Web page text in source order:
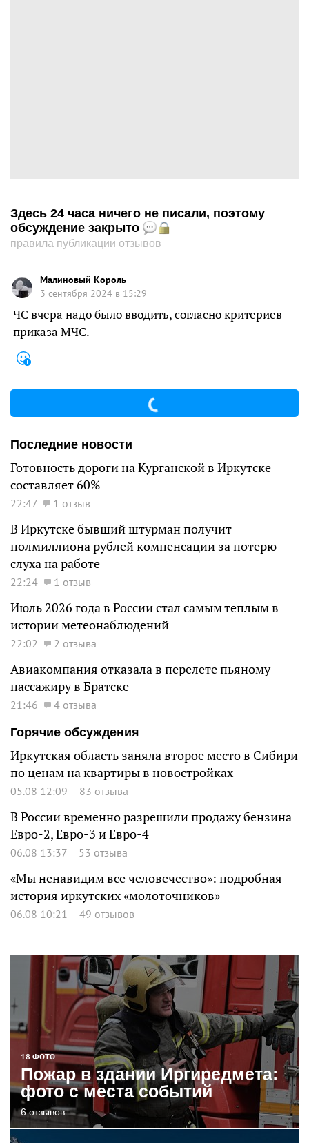
Здесь 24 часа ничего не писали, поэтому
обсуждение закрыто
правила публикации отзывов
Малиновый Король
3 сентября 2024 в 15:29
ЧС вчера надо было вводить, согласно критериев
приказа МЧС.
Последние новости
Готовность дороги на Курганской в Иркутске
составляет 60%
22:47 1 отзыв
В Иркутске бывший штурман получит
полмиллиона рублей компенсации за потерю
слуха на работе
22:24 1 отзыв
Июль 2026 года в России стал самым теплым в
истории метеонаблюдений
22:02 2 отзыва
Авиакомпания отказала в перелете пьяному
пассажиру в Братске
21:46
4 отзыва
Горячие обсуждения
Иркутская область заняла второе место в Сибири
по ценам на квартиры в новостройках
05.08 12:09 83 отзыва
В России временно разрешили продажу бензина
Евро-2, Евро-3 и Евро-4
06.08 13:37 53 отзыва
«Мы ненавидим все человечество»: подробная
история иркутских «молоточников»
06.08 10:21 49 отзывов
18 ФОТО
Пожар в здании Иргиредмета:
фото с места событий
6 отзывов